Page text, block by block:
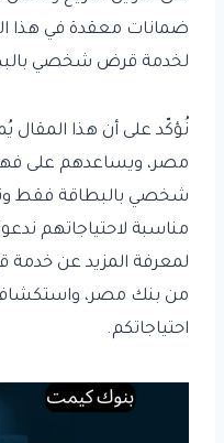
ضمانات معقدة في هذا
لخدمة قرض شخصي
نُؤكّد على أن هذا المقال
مصر، ويساعدهم على
شخصي بالبطاقة فقط
مناسبة لاحتياجاتهم
لمعرفة المزيد عن
من بنك مصر، واستكشاف
احتياجاتكم.